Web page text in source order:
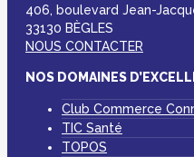
406, boulevard Jean-
33130 BÈGLES
NOUS CONTACTER
NOS DOMAINES
Club Commerce
TIC Santé
TOPOS